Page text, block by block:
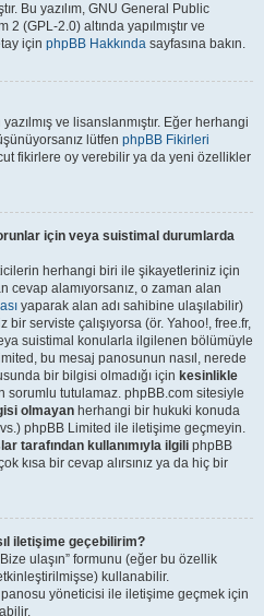
Bu yazılım, GNU General Public
(GPL-2.0) altında yapılmıştır ve
için phpBB Hakkında sayfasına bakın.
ve lisanslanmıştır. Eğer herhangi
lütfen phpBB Fikirleri
fikirlere oy verebilir ya da yeni özellikler
için veya suistimal durumlarda
herhangi biri ile şikayetleriniz için
alamıyorsanız, o zaman alan
yaparak alan adı sahibine ulaşılabilir)
serviste çalışıyorsa (ör. Yahoo!, free.fr,
suistimal konularla ilgilenen bölümüyle
bu mesaj panosunun nasıl, nerede
bir bilgisi olmadığı için kesinlikle
sorumlu tutulamaz. phpBB.com sitesiyle
olmayan herhangi bir hukuki konuda
phpBB Limited ile iletişime geçmeyin.
tarafından kullanımıyla ilgili phpBB
kısa bir cevap alırsınız ya da hiç bir
iletişime geçebilirim?
ulaşın” formunu (eğer bu özellik
kullanabilir.
yöneticisi ile iletişime geçmek için